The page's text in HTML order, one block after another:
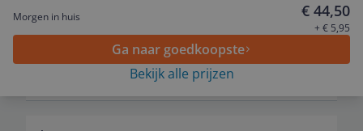
Morgen in huis € 44,50
+ € 5,95
Ga naar goedkoopste
Bekijk alle prijzen
Algemeen